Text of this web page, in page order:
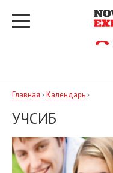
Главная ›Календарь›
УЧСИБ